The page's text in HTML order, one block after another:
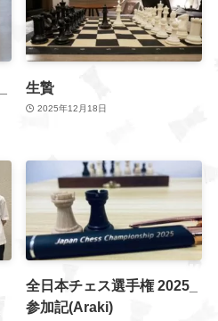
生贄
2025年12月18日
全日本チェス選手権 2025_
参加記(Araki)